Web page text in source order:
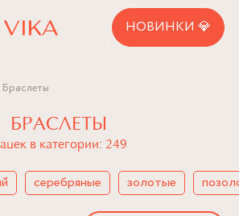
НОВИНКИ 💎
Браслеты
БРАСЛЕТЫ
в категории: 249
серебряные золотые